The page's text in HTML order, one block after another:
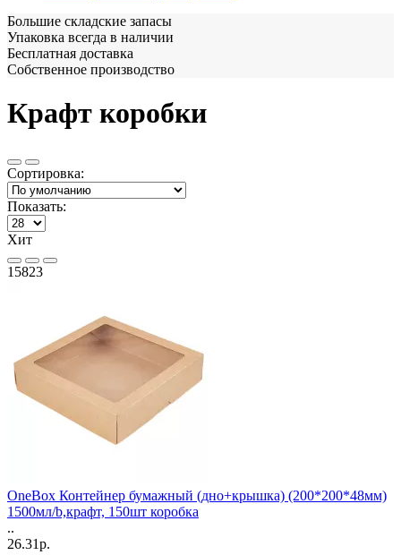
Большие складские запасы
Упаковка всегда в наличии
Бесплатная доставка
Собственное производство
Крафт коробки
Сортировка:
Показать:
Хит
15823
OneBox Контейнер бумажный (дно+крышка) (200*200*48мм)
1500мл/b,крафт, 150шт коробка
..
26.31р.